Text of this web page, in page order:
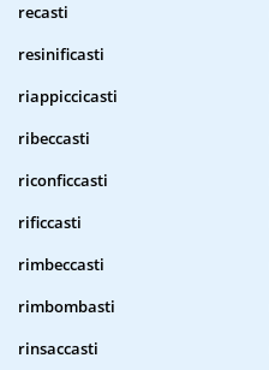
recasti
resinificasti
riappiccicasti
ribeccasti
riconficcasti
rificcasti
rimbeccasti
rimbombasti
rinsaccasti